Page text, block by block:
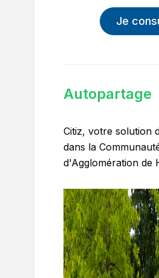
Je
Autopartage
Citiz, votre solution
dans la
d'Agglomération de